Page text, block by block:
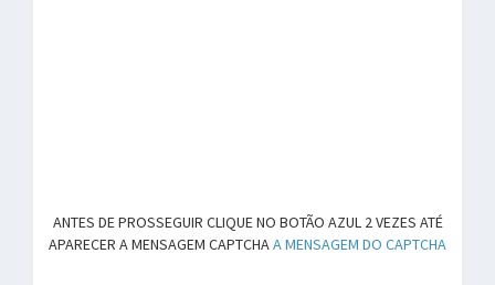
ANTES DE PROSSEGUIR CLIQUE NO BOTÃO AZUL 2 VEZES ATÉ
APARECER A MENSAGEM CAPTCHAA MENSAGEM DO CAPTCHA